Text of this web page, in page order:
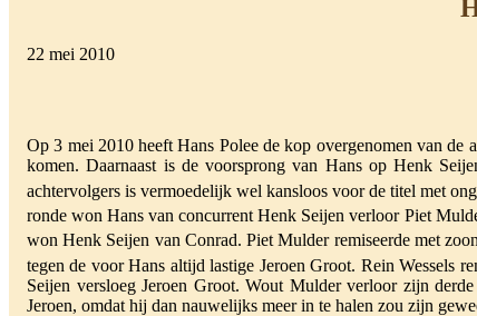
22 mei 2010
Op 3 mei 2010 heeft Hans Polee de kop overgenomen van
komen. Daarnaast is de voorsprong van Hans op Henk
achtervolgers is vermoedelijk wel kansloos voor de titel met
ronde won Hans van concurrent Henk Seijen verloor Piet
won Henk Seijen van Conrad. Piet Mulder remiseerde met
tegen de voor Hans altijd lastige Jeroen Groot. Rein Wessels
Seijen versloeg Jeroen Groot. Wout Mulder verloor zijn
Jeroen, omdat hij dan nauwelijks meer in te halen zou zijn